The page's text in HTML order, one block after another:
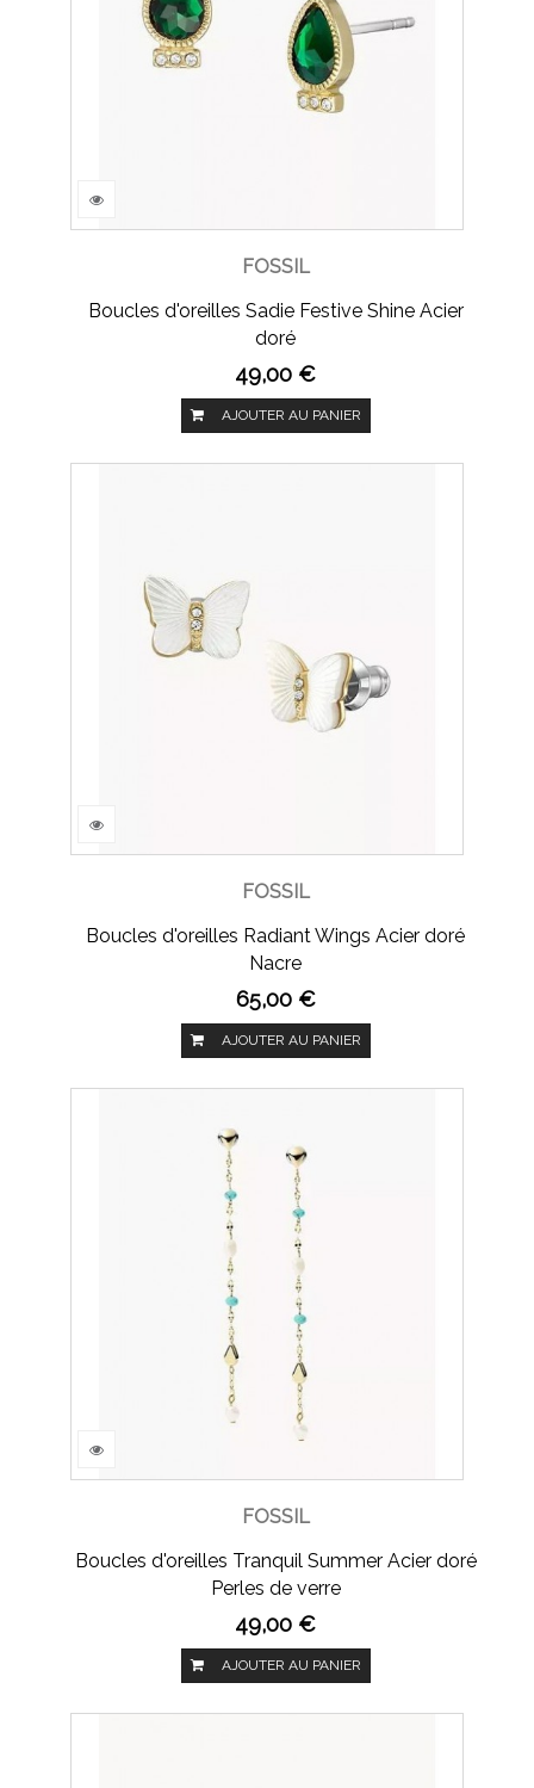
FOSSIL
Boucles d'oreilles Sadie Festive Shine Acier
doré
49,00 €
AJOUTER AU PANIER
FOSSIL
Boucles d'oreilles Radiant Wings Acier doré
Nacre
65,00 €
AJOUTER AU PANIER
FOSSIL
Boucles d'oreilles Tranquil Summer Acier doré
Perles de verre
49,00 €
AJOUTER AU PANIER